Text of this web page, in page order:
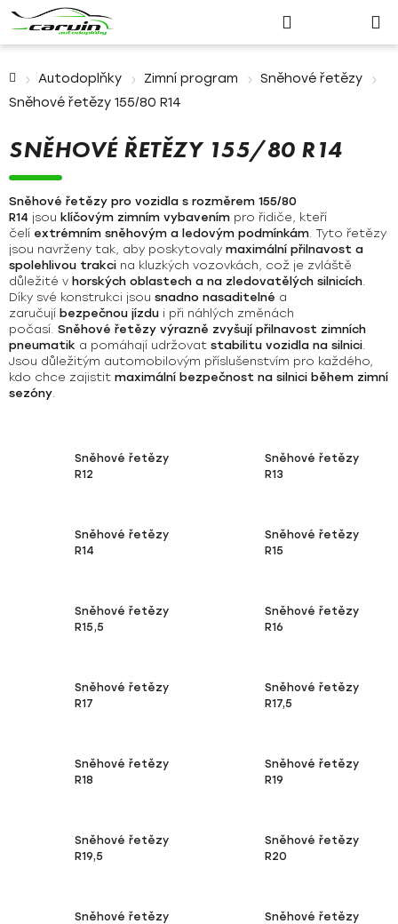
Přihlášení
košík
Autodoplňky Zimní program
Sněhové řetězy
Sněhové řetězy 155/80 R14
SNĚHOVÉ ŘETĚZY 155/80 R14
Sněhové řetězy pro vozidla s rozměrem 155/80
R14 jsou klíčovým zimním vybavením pro řidiče, kteří
čelí extrémním sněhovým a ledovým podmínkám. Tyto řetězy
jsou navrženy tak, aby poskytovaly maximální přilnavost a
spolehlivou trakci na kluzkých vozovkách, což je zvláště
důležité v horských oblastech a na zledovatělých silnicích.
Díky své konstrukci jsou snadno nasaditelné a
zaručují bezpečnou jízdu i při náhlých změnách
počasí. Sněhové řetězy výrazně zvyšují přilnavost zimních
pneumatik a pomáhají udržovat stabilitu vozidla na silnici.
Jsou důležitým automobilovým příslušenstvím pro každého,
kdo chce zajistit maximální bezpečnost na silnici během zimní
sezóny.
Sněhové řetězy
R12
Sněhové řetězy
R13
Sněhové řetězy
R14
Sněhové řetězy
R15
Sněhové řetězy
R15,5
Sněhové řetězy
R16
Sněhové řetězy
R17
Sněhové řetězy
R17,5
Sněhové řetězy
R18
Sněhové řetězy
R19
Sněhové řetězy
R19,5
Sněhové řetězy
R20
Sněhové řetězy
Sněhové řetězy